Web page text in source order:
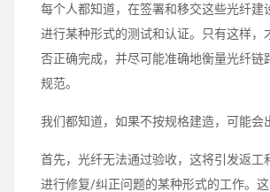
每个人都知道，在签署和移交这些光纤建
进行某种形式的测试和认证。只有这样，
否正确完成，并尽可能准确地衡量光纤链
规范。
我们都知道，如果不按规格建造，可能会
首先，光纤无法通过验收，这将引发返工
进行修复/纠正问题的某种形式的工作。